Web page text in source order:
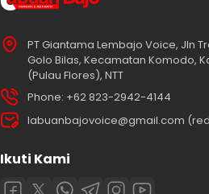
PT Giantama Lembajo Voice, Jln
Golo Bilas, Kecamatan Komodo,
(Pulau Flores), NTT
Phone: +62 823-2942-4144
labuanbajovoice@gmail.com
Ikuti Kami